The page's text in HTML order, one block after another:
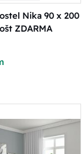
Nika 90 x 200
ZDARMA